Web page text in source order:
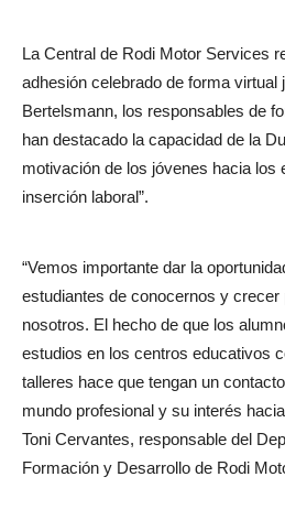
La Central de Rodi Motor Services
adhesión celebrado de forma virtual
Bertelsmann, los responsables de
han destacado la capacidad de la
motivación de los jóvenes hacia los
inserción laboral”.
“Vemos importante dar la
estudiantes de conocernos y crecer
nosotros. El hecho de que los
estudios en los centros educativos
talleres hace que tengan un
mundo profesional y su interés
Toni Cervantes, responsable del
Formación y Desarrollo de Rodi